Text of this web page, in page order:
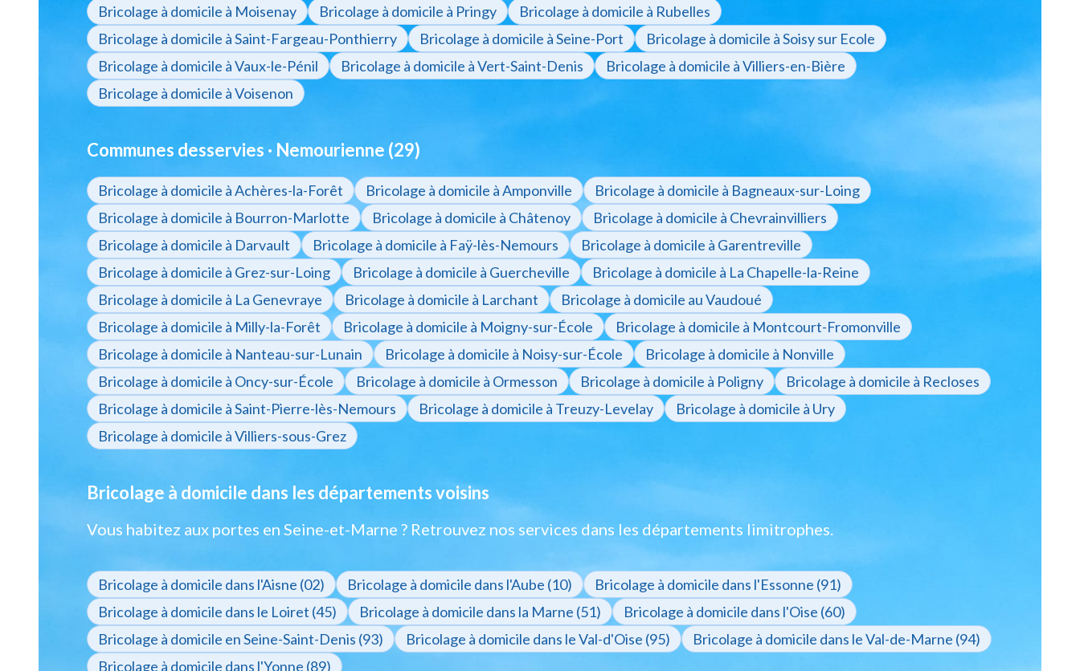
Bricolage à domicile à Moisenay
Bricolage à domicile à Pringy
Bricolage à domicile à Rubelles
Bricolage à domicile à Saint-Fargeau-Ponthierry
Bricolage à domicile à Seine-Port
Bricolage à domicile à Soisy sur Ecole
Bricolage à domicile à Vaux-le-Pénil
Bricolage à domicile à Vert-Saint-Denis
Bricolage à domicile à Villiers-en-Bière
Bricolage à domicile à Voisenon
Communes desservies · Nemourienne (29)
Bricolage à domicile à Achères-la-Forêt Bricolage à domicile à Amponville
Bricolage à domicile à Bagneaux-sur-Loing
Bricolage à domicile à Bourron-Marlotte
Bricolage à domicile à Châtenoy
Bricolage à domicile à Chevrainvilliers
Bricolage à domicile à Darvault
Bricolage à domicile à Faÿ-lès-Nemours
Bricolage à domicile à Garentreville
Bricolage à domicile à Grez-sur-Loing
Bricolage à domicile à Guercheville
Bricolage à domicile à La Chapelle-la-Reine
Bricolage à domicile à La Genevraye
Bricolage à domicile à Larchant
Bricolage à domicile au Vaudoué
Bricolage à domicile à Milly-la-Forêt
Bricolage à domicile à Moigny-sur-École
Bricolage à domicile à Montcourt-Fromonville
Bricolage à domicile à Nanteau-sur-Lunain
Bricolage à domicile à Noisy-sur-École
Bricolage à domicile à Nonville
Bricolage à domicile à Oncy-sur-École
Bricolage à domicile à Ormesson Bricolage à domicile à Poligny
Bricolage à domicile à Recloses
Bricolage à domicile à Saint-Pierre-lès-Nemours
Bricolage à domicile à Treuzy-Levelay
Bricolage à domicile à Ury
Bricolage à domicile à Villiers-sous-Grez
Bricolage à domicile dans les départements voisins
Vous habitez aux portes en Seine-et-Marne ? Retrouvez nos services dans les départements limitrophes.
Bricolage à domicile dans l'Aisne (02) Bricolage à domicile dans l'Aube (10)
Bricolage à domicile dans l'Essonne (91)
Bricolage à domicile dans le Loiret (45)
Bricolage à domicile dans la Marne (51)
Bricolage à domicile dans l'Oise (60)
Bricolage à domicile en Seine-Saint-Denis (93)
Bricolage à domicile dans le Val-d'Oise (95)
Bricolage à domicile dans le Val-de-Marne (94)
Bricolage à domicile dans l'Yonne (89)